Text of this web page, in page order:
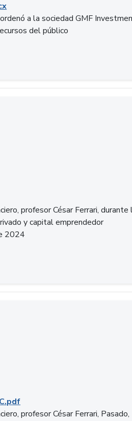
a la sociedad GMF
del público
profesor César Ferrari, durante
y capital emprendedor
2024
profesor César Ferrari, Pasado,